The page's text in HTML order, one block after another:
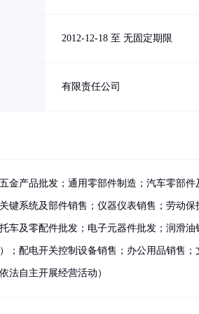
2012-12-18 至 无固定期限
有限责任公司
金产品批发；通用零部件制造；汽车零部件
键系统及部件销售；仪器仪表销售；劳动保
车及零配件批发；电子元器件批发；润滑油
；配电开关控制设备销售；办公用品销售；
法自主开展经营活动）